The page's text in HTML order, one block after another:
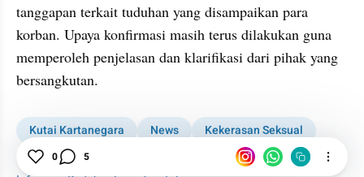
tanggapan terkait tuduhan yang disampaikan para
korban. Upaya konfirmasi masih terus dilakukan guna
memperoleh penjelasan dan klarifikasi dari pihak yang
bersangkutan.
Kutai Kartanegara News
Kekerasan Seksual
Trauma
0 5